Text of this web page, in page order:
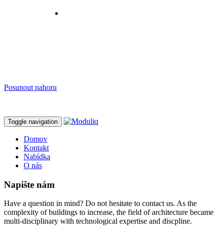
Posunout nahoru
Toggle navigation
Domov
Kontakt
Nabídka
O nás
Napište nám
Have a question in mind? Do not hesitate to contact us. As the
complexity of buildings to increase, the field of architecture became
multi-disciplinary with technological expertise and discpline.